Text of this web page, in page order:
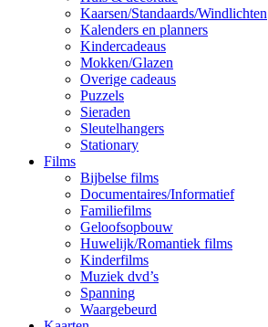
Kaarsen/Standaards/Windlichten
Kalenders en planners
Kindercadeaus
Mokken/Glazen
Overige cadeaus
Puzzels
Sieraden
Sleutelhangers
Stationary
Films
Bijbelse films
Documentaires/Informatief
Familiefilms
Geloofsopbouw
Huwelijk/Romantiek films
Kinderfilms
Muziek dvd’s
Spanning
Waargebeurd